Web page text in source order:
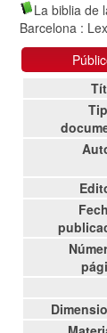
La biblia de
Barcelona :